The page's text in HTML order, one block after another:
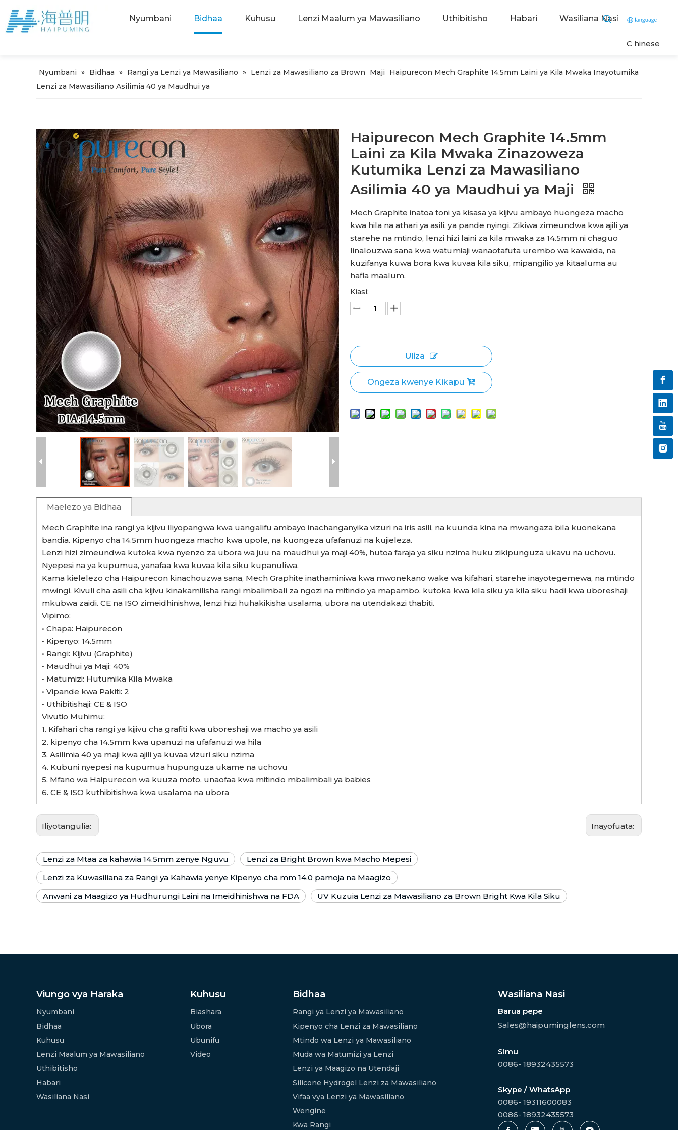
Nyumbani Bidhaa Kuhusu Lenzi Maalum ya Mawasiliano Uthibitisho Habari Wasiliana Nasi
C hinese
Nyumbani » Bidhaa » Rangi ya Lenzi ya Mawasiliano » Lenzi za Mawasiliano za Brown Maji
Haipurecon Mech Graphite 14.5mm Laini ya Kila Mwaka Inayotumika
Lenzi za Mawasiliano Asilimia 40 ya Maudhui ya
Haipurecon Mech Graphite 14.5mm
Laini za Kila Mwaka Zinazoweza
Kutumika Lenzi za Mawasiliano
Asilimia 40 ya Maudhui ya Maji
Mech Graphite inatoa toni ya kisasa ya kijivu ambayo huongeza macho
kwa hila na athari ya asili, ya pande nyingi. Zikiwa zimeundwa kwa ajili ya
starehe na mtindo, lenzi hizi laini za kila mwaka za 14.5mm ni chaguo
linalouzwa sana kwa watumiaji wanaotafuta urembo wa kawaida, na
kuzifanya kuwa bora kwa kuvaa kila siku, mipangilio ya kitaaluma au
hafla maalum.
Kiasi:
Uliza
Ongeza kwenye Kikapu
Maelezo ya Bidhaa
Mech Graphite ina rangi ya kijivu iliyopangwa kwa uangalifu ambayo inachanganyika vizuri na iris asili, na kuunda kina na mwangaza bila kuonekana
bandia. Kipenyo cha 14.5mm huongeza macho kwa upole, na kuongeza ufafanuzi na kujieleza.
Lenzi hizi zimeundwa kutoka kwa nyenzo za ubora wa juu na maudhui ya maji 40%, hutoa faraja ya siku nzima huku zikipunguza ukavu na uchovu.
Nyepesi na ya kupumua, yanafaa kwa kuvaa kila siku kupanuliwa.
Kama kielelezo cha Haipurecon kinachouzwa sana, Mech Graphite inathaminiwa kwa mwonekano wake wa kifahari, starehe inayotegemewa, na mtindo
mwingi. Kivuli cha asili cha kijivu kinakamilisha rangi mbalimbali za ngozi na mitindo ya mapambo, kutoka kwa kila siku ya kila siku hadi kwa uboreshaji
mkubwa zaidi. CE na ISO zimeidhinishwa, lenzi hizi huhakikisha usalama, ubora na utendakazi thabiti.
Vipimo:
• Chapa: Haipurecon
• Kipenyo: 14.5mm
• Rangi: Kijivu (Graphite)
• Maudhui ya Maji: 40%
• Matumizi: Hutumika Kila Mwaka
• Vipande kwa Pakiti: 2
• Uthibitishaji: CE & ISO
Vivutio Muhimu:
1. Kifahari cha rangi ya kijivu cha grafiti kwa uboreshaji wa macho ya asili
2. kipenyo cha 14.5mm kwa upanuzi na ufafanuzi wa hila
3. Asilimia 40 ya maji kwa ajili ya kuvaa vizuri siku nzima
4. Kubuni nyepesi na kupumua hupunguza ukame na uchovu
5. Mfano wa Haipurecon wa kuuza moto, unaofaa kwa mitindo mbalimbali ya babies
6. CE & ISO kuthibitishwa kwa usalama na ubora
Iliyotangulia: Inayofuata:
Lenzi za Mtaa za kahawia 14.5mm zenye Nguvu
Lenzi za Bright Brown kwa Macho Mepesi
Lenzi za Kuwasiliana za Rangi ya Kahawia yenye Kipenyo cha mm 14.0 pamoja na Maagizo
Anwani za Maagizo ya Hudhurungi Laini na Imeidhinishwa na FDA
UV Kuzuia Lenzi za Mawasiliano za Brown Bright Kwa Kila Siku
Viungo vya Haraka
Nyumbani
Bidhaa
Kuhusu
Lenzi Maalum ya Mawasiliano
Uthibitisho
Habari
Wasiliana Nasi
Kuhusu
Biashara
Ubora
Ubunifu
Video
Bidhaa
Rangi ya Lenzi ya Mawasiliano
Kipenyo cha Lenzi za Mawasiliano
Mtindo wa Lenzi ya Mawasiliano
Muda wa Matumizi ya Lenzi
Lenzi ya Maagizo na Utendaji
Silicone Hydrogel Lenzi za Mawasiliano
Vifaa vya Lenzi ya Mawasiliano
Wengine
Kwa Rangi
Wasiliana Nasi
Barua pepe
Sales@haipuminglens.com
Simu
0086- 18932435573
Skype / WhatsApp
0086- 19311600083
0086- 18932435573